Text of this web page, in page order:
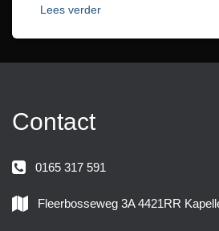
Lees verder
Contact
0165 317 591
Fleerbosseweg 3A 4421RR